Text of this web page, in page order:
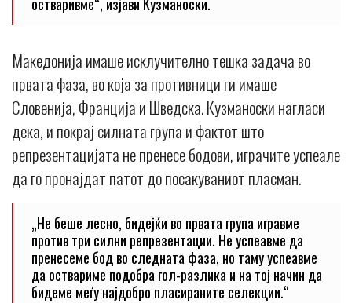
Македонија имаше исклучително тешка задача во
првата фаза, во која за противници ги имаше
Словенија, Франција и Шведска. Кузманоски нагласи
дека, и покрај силната група и фактот што
репрезентацијата не пренесе бодови, играчите успеале
да го пронајдат патот до посакуваниот пласман.
„Не беше лесно, бидејќи во првата група игравме
против три силни репрезентации. Не успеавме да
пренесеме бод во следната фаза, но таму успеавме
да оствариме подобра гол-разлика и на тој начин да
бидеме меѓу најдобро пласираните селекции.“